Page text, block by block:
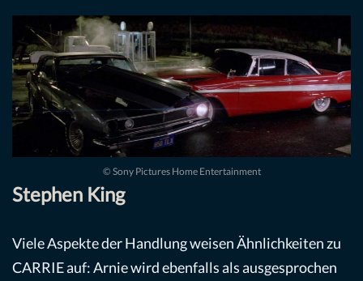
© Sony Pictures Home Entertainment
Stephen King
Viele Aspekte der Handlung weisen Ähnlichkeiten zu
CARRIE auf: Arnie wird ebenfalls als ausgesprochen